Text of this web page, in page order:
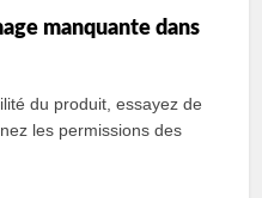
manquante dans
du produit, essayez de
les permissions des